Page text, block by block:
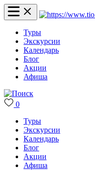
Туры
Экскурсии
Календарь
Блог
Акции
Афиша
0
Туры
Экскурсии
Календарь
Блог
Акции
Афиша